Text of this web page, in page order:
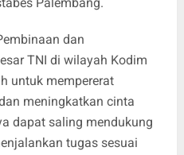
dan
TNI di wilayah Kodim
untuk mempererat
meningkatkan cinta
dapat saling mendukung
tugas sesuai